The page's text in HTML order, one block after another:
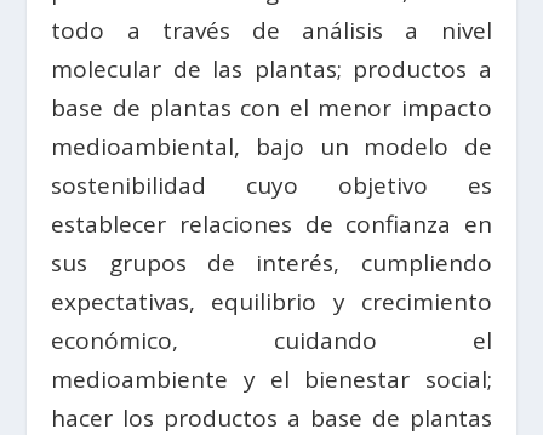
todo a través de análisis a nivel
molecular de las plantas; productos a
base de plantas con el menor impacto
medioambiental, bajo un modelo de
sostenibilidad cuyo objetivo es
establecer relaciones de confianza en
sus grupos de interés, cumpliendo
expectativas, equilibrio y crecimiento
económico, cuidando el
medioambiente y el bienestar social;
hacer los productos a base de plantas